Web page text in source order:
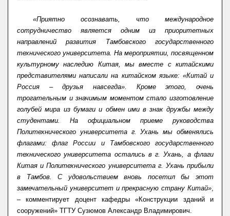
«Приятно осознавать, что международное
сотрудничество является одним из приоритетных
направлений развития Тамбовского государственного
технического университета. На мероприятии, посвященном
культурному наследию Китая, мы вместе с китайскими
представителями написали на китайском языке: «Китай и
Россия – друзья навсегда». Кроме этого, очень
трогательным и значимым моментом стало изготовление
голубей мира из бумаги и обмен ими в знак дружбы между
студентами. На официальном приеме руководства
Политехнического университета г. Ухань мы обменялись
флагами: флаг России и Тамбовского государственного
технического университета остались в г. Ухань, а флаги
Китая и Политехнического университета г. Ухань прибыли
в Тамбов. С удовольствием вновь посетил бы этот
замечательный университет и прекрасную страну Китай»,
– комментирует доцент кафедры «Конструкции зданий и
сооружений» ТГТУ Сузюмов Александр Владимирович.